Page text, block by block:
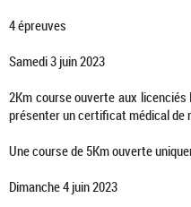
4 épreuves
Samedi 3 juin 2023
2Km course ouverte aux
présenter un certificat médical de
Une course de 5Km ouverte
Dimanche 4 juin 2023